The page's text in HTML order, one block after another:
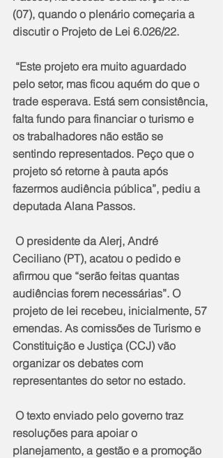
(07), quando o plenário começaria a
discutir o Projeto de Lei 6.026/22.
pelo setor, mas ficou aquém do que o
trade esperava. Está sem consistência,
falta fundo para financiar o turismo e
os trabalhadores não estão se
sentindo representados. Peço que o
projeto só retorne à pauta após
fazermos audiência pública”, pediu a
deputada Alana Passos.
Ceciliano (PT), acatou o pedido e
afirmou que “serão feitas quantas
audiências forem necessárias”. O
projeto de lei recebeu, inicialmente, 57
emendas. As comissões de Turismo e
Constituição e Justiça (CCJ) vão
organizar os debates com
representantes do setor no estado.
resoluções para apoiar o
planejamento, a gestão e a promoção